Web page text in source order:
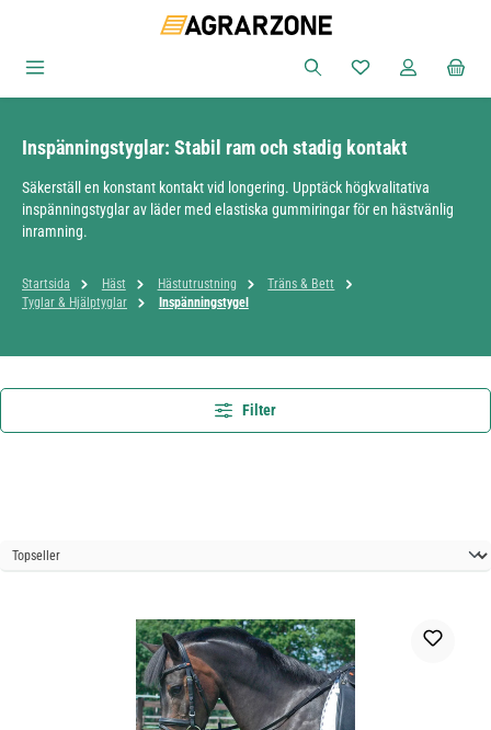
Du har 0 objekt i
Inspänningstyglar: Stabil ram och stadig kontakt
Säkerställ en konstant kontakt vid longering. Upptäck högkvalitativa
inspänningstyglar av läder med elastiska gummiringar för en hästvänlig
inramning.
Startsida Häst Hästutrustning
Träns & Bett
Tyglar & Hjälptyglar
Inspänningstygel
Filter